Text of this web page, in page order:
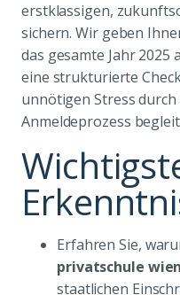
erstklassigen,
sichern. Wir geben
das gesamte Jahr
eine strukturierte
unnötigen Stress
Anmeldeprozess
Erfahren Sie,
privatschule
staatlichen